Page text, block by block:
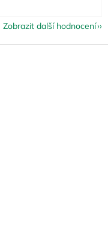
Zobrazit další hodnocení